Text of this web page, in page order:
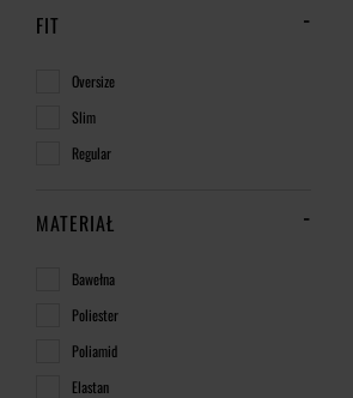
FIT
Oversize
Slim
Regular
MATERIAŁ
Bawełna
Poliester
Poliamid
Elastan